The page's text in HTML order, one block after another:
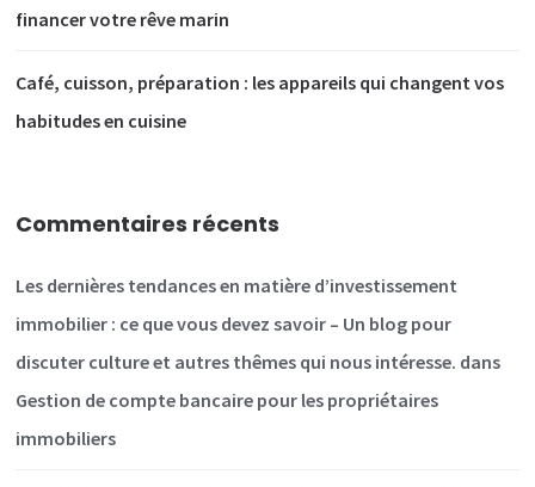
financer votre rêve marin
Café, cuisson, préparation : les appareils qui changent vos
habitudes en cuisine
Commentaires récents
Les dernières tendances en matière d’investissement
immobilier : ce que vous devez savoir – Un blog pour
discuter culture et autres thêmes qui nous intéresse. dans
Gestion de compte bancaire pour les propriétaires
immobiliers